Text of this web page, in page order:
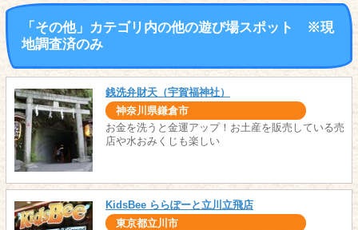
「その他」カテゴリ内の他の遊び場スポット ※現
地調査済のみ
銭洗弁財天（宇賀福神社）
神奈川県鎌倉市
お金を洗うと金運アップ！お土産を販売している売
店や水おみくじも楽しい
KidsBee ららぽーと立川立飛店
東京都立川市